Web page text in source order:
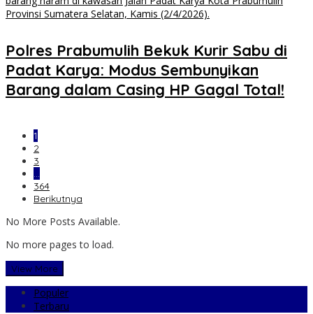
Polres Prabumulih Bekuk Kurir Sabu di
Padat Karya: Modus Sembunyikan
Barang dalam Casing HP Gagal Total!
1
2
3
…
364
Berikutnya
No More Posts Available.
No more pages to load.
View More
Populer
Terbaru